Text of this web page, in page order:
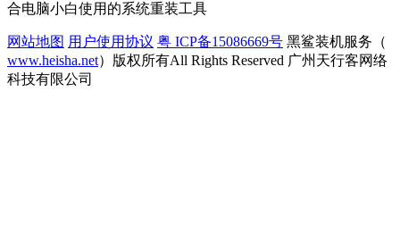
合电脑小白使用的系统重装工具
网站地图 用户使用协议 粤 ICP备15086669号 黑鲨装机服务（
www.heisha.net）版权所有All Rights Reserved 广州天行客网络
科技有限公司